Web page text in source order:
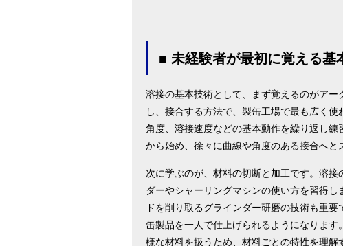
■ 未経験者が最初に覚える基
溶接の基本技術として、まず覚えるのがア
し、接合する方法で、製缶工場で最も広く
角度、溶接速度などの基本動作を繰り返し
から始め、徐々に曲線や角度のある接合へと
次に学ぶのが、材料の切断と加工です。溶
ダーやシャーリングマシンの使い方を習得
ドを削り取るグラインダー研磨の技術も重
缶製品を一人で仕上げられるようになりま
様な材料を扱うため、材料ごとの特性を理解